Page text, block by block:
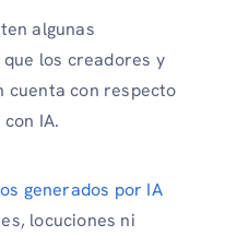
algunas
los creadores y
cuenta con respecto
IA.
generados por IA
locuciones ni